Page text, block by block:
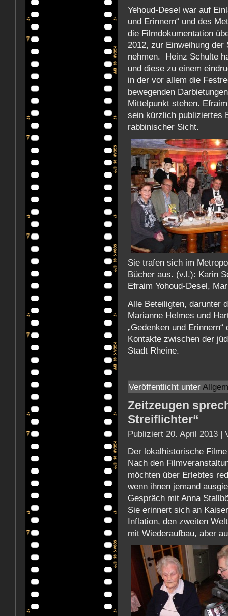
Yehoud-Desel war auf
und Erinnern“ und des
die Filmdokumentation
2012, zur Einweihung der
nehmen. Heinz Schulte
und diese zu einem
in der vor allem die
bewegenden
Mittelpunkt stehen.
sein kürzlich publiziertes
rabbinischer Sicht.
Sie trafen sich im
Bücher aus. (v.l.): Karin
Efraim Yohoud-Desel,
Alle Beteiligten, darunter
Marianne Helmes und
„Gedenken und
Kontakte zwischen der
Stadt Rheine.
Veröffentlicht unter
Zeitzeugen
Streiflichter“
Publiziert 20. April 2013 |
Der lokalhistorische
Nach den
möchten über Erlebtes
wenn ihnen jemand
Gespräch mit Anna
Sie erinnert sich an
Inflation, den zweiten
mit Wiederaufbau, aber